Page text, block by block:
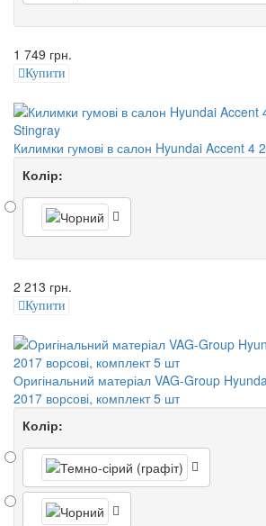
1 749 грн.
Купити
Килимки гумові в салон Hyundai Accent 4
Колір:
2 213 грн.
Купити
Оригінальний матеріал VAG-Group
2017 ворсові, комплект 5 шт
Колір: